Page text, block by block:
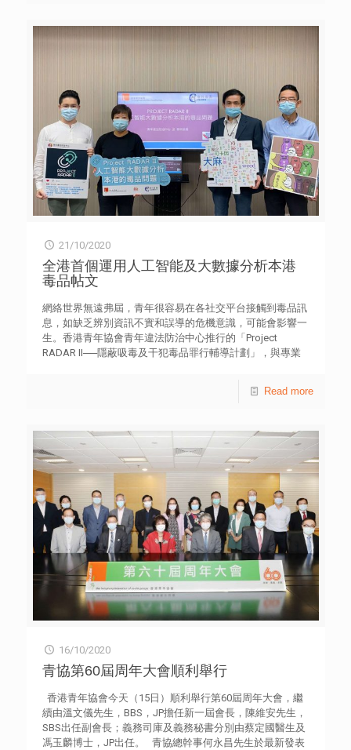
事何永昌先生致辭時表示，該會「鄰舍第一」社區計劃積極
鼓勵青年透過不同形式的服務，推動鄰舍關愛精神。今年
更加入剩菜回收、食材共享、鄰舍盛宴等全新元素，由青年
推動鄰里街坊一同參與，共享資源，將剩物轉為有用食材，
為坊眾預備一頓盛宴，體現關懷及分享正能量。 其中一位
學員朱嘉慧表示，3年前已加入「鄰舍隊」協助回收剩菜，
今次再行前多一步，學習烹調並首次邀請街市商戶合作。她
坦言當初不知從何入手，經過多番努力，現在可以獨當一面
與檔主洽談細節。她發現疫情期間更多人需要幫助，期望善
用社區資源，環保之餘亦幫到街坊減少食物開支。 青協
「鄰舍第一·uKitchen」獲李錦記及義務廚師的支持，為超過
300位「鄰舍隊」青年義工提供專業廚藝培訓，完成培訓
舍互愛的精神。 青協「鄰舍第一」社區計劃是由青年帶動
的社區關懷行動，至今已有逾3,000名14至35歲青年自發組
成100支「鄰舍隊」，分佈全港各區；未來亦將持續擴充及
增長，在各社區以具體服務與行動推廣訊息。網
站 neighbourhoodfirst.hk 提供全港各區最新資訊，促進鄰
舍間的互動聯繫。
21/10/2020
全港首個運用人工智能及大數據分析本港
毒品帖文
網絡世界無遠弗屆，青年很容易在各社交平台接觸到毒品訊
息，如缺乏辨別資訊不實和誤導的危機意識，可能會影響一
生。香港青年協會青年違法防治中心推行的「Project
RADAR II──隱蔽吸毒及干犯毒品罪行輔導計劃」，與專業
角度，分析社交媒體用戶對毒品的想法和吸食原因，期望制
青年違法防治中心主辦，禁毒基金贊助，為全港10至35歲
「隱蔽吸毒青少年」、「潛在或干犯毒品相關罪行青少年」
以及其家人提供輔導服務；該計劃嶄新引入人工智能系統及
大數據分析，了解本地毒品問題和趨勢。 上述分析是偵測
本港由2016年至今年6月30日，逾30萬篇毒品相關的帖文及
留言。研究發現，近年社交媒體涉及毒品相關的帖文數目及
瀏覽量大幅上升。帖文數目由2016年的1,001篇，上升至今
年中的5,237篇，上升比率為423%；估算瀏覽量亦由2016年
的440萬次，上升至今年中的1,734萬次，上升比率為
298%。最多人討論及持正面態度的毒品首四位是大麻、啟
靈藥（LSD）、迷姦水（GHB）和白瓜子。 另分析指出，
在研究範圍內的毒品帖文及留言中，大麻相關的帖文數目，
由2016年的815篇，上升至今年中的3,532篇，比率急增
估毒品對身體的危害（52.9%）、誤以為毒品是合法
（29.2%），以及誤以為毒品有藥用價值（17.9%）。至於吸
毒原因，首三位是尋求刺激感（42.4%）、低估吸毒的嚴重
性（25.1%），以及擺脫負面情緒（13.5%）。 香港青年協
會青年違法防治中心單位主任李少翠指出，雖然網絡世界可
以匿名或隱藏自己的真實身分，上述研究結果未必完全反映
本港的毒品現況，惟是次大數據分析對禁毒輔導治療和預防
Read more
16/10/2020
青協第60屆周年大會順利舉行
香港青年協會今天（15日）順利舉行第60屆周年大會，繼
續由溫文儀先生，BBS，JP擔任新一屆會長，陳維安先生，
SBS出任副會長；義務司庫及義務秘書分別由蔡定國醫生及
馮玉麟博士，JP出任。 青協總幹事何永昌先生於最新發表